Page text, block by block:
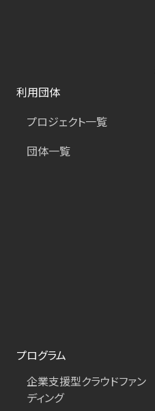
利用団体
プロジェクト一覧
団体一覧
プログラム
企業支援型クラウドファン
ディング